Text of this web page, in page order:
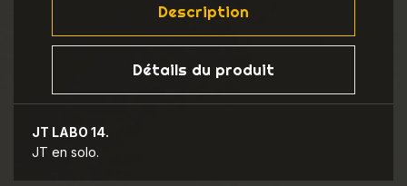
Description
Détails du produit
JT LABO 14.
JT en solo.